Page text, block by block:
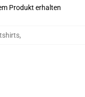
Produkt erhalten
,